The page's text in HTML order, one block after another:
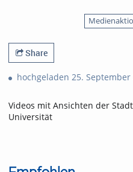
Share
hochgeladen 25. September
Videos mit Ansichten der
Universität